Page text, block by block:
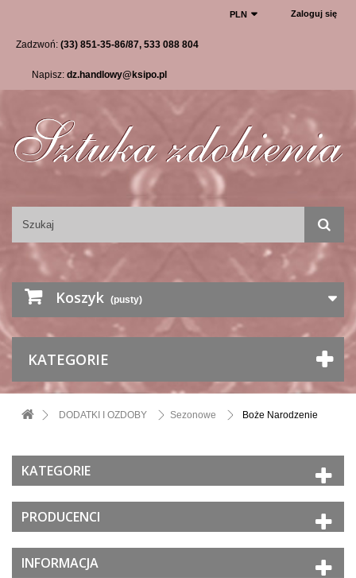
Zaloguj się
PLN
Zadzwoń: (33) 851-35-86/87, 533 088 804
Napisz: dz.handlowy@ksipo.pl
Koszyk (pusty)
KATEGORIE
DODATKI I OZDOBY Sezonowe Boże Narodzenie
KATEGORIE
PRODUCENCI
INFORMACJA